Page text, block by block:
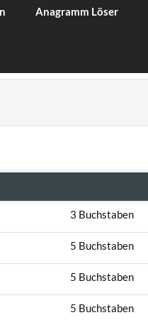
Anagramm Löser
3 Buchstaben
5 Buchstaben
5 Buchstaben
5 Buchstaben